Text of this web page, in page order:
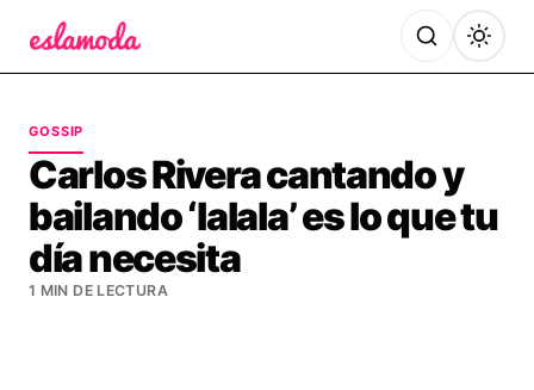
GOSSIP
Carlos Rivera cantando y
bailando ‘lalala’ es lo que tu
día necesita
1 MIN DE LECTURA